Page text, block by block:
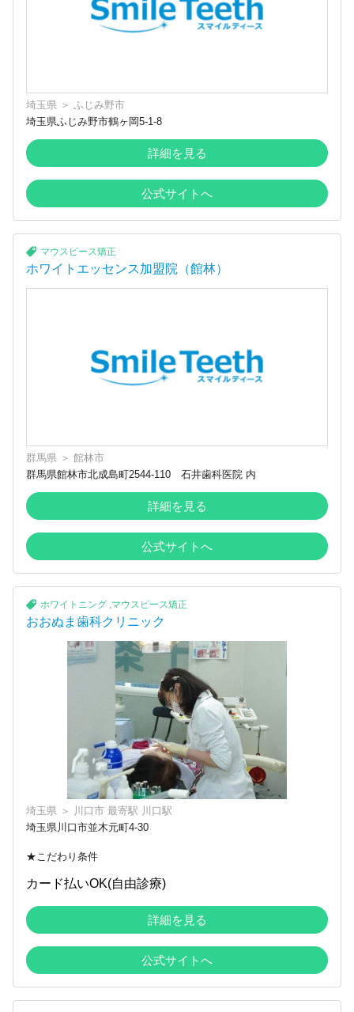
埼玉県 ＞ ふじみ野市
埼玉県ふじみ野市鶴ヶ岡5-1-8
詳細を見る
公式サイトへ
マウスピース矯正
ホワイトエッセンス加盟院（館林）
群馬県 ＞ 館林市
群馬県館林市北成島町2544-110 石井歯科医院 内
詳細を見る
公式サイトへ
ホワイトニング ,マウスピース矯正
おおぬま歯科クリニック
埼玉県 ＞ 川口市 最寄駅 川口駅
埼玉県川口市並木元町4-30
★こだわり条件
カード払いOK(自由診療)
詳細を見る
公式サイトへ